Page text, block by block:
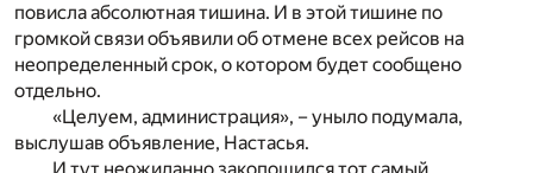
повисла абсолютная тишина. И в этой тишине по
громкой связи объявили об отмене всех рейсов на
неопределенный срок, о котором будет сообщено
отдельно.
«Целуем, администрация», – уныло подумала,
выслушав объявление, Настасья.